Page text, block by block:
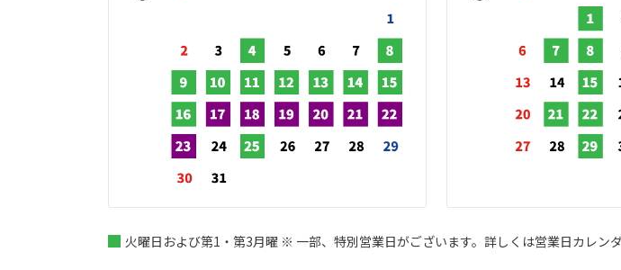
火曜日および第1・第3月曜 ※ 一部、特別営業日がございます。詳しくは営業日カレン